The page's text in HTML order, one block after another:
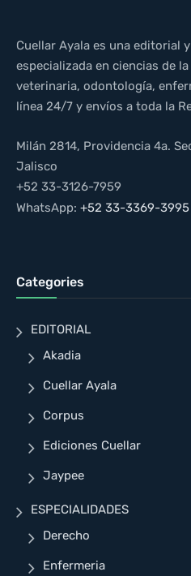
Cuellar Ayala es una editorial
especializada en ciencias de
veterinaria, odontología,
línea 24/7 y envíos a toda la
Milán 2814, Providencia 4a.
Jalisco
+52 33-3126-7959
WhatsApp: +52 33-3369-3995
Categories
EDITORIAL
Akadia
Cuellar Ayala
Corpus
Ediciones Cuellar
Jaypee
ESPECIALIDADES
Derecho
Enfermeria